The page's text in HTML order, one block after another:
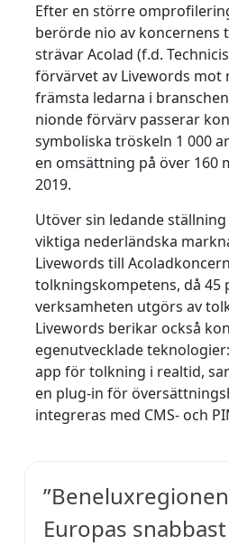
Transkribering
Gör ljud till handling
Förbättra AI med tillförlitliga data
Alla lösningar
Lösningar per Bransch
Life Science
Finans
Offentliga Institutioner
Försvar & Säkerhet
AI-datatjänster
Stärk er AI med kvalitetsdata
Meet Lia
Fast, smart and scalable AI
Bemästra AI-driven
varumärken
Tips för att frigöra effektivitet,
Karriär
Bygg din framtid tillsammans
Frilansmöjligheter
Efter en större
berörde nio av koncernens
strävar Acolad (f.d.
förvärvet av Livewords mot
främsta ledarna i
nionde förvärv passerar
symboliska tröskeln 1 000
en omsättning på över 160
2019.
Utöver sin ledande
viktiga nederländska
Livewords till
tolkningskompetens, då 45
verksamheten utgörs av
Livewords berikar också
egenutvecklade
app för tolkning i realtid,
en plug-in för
integreras med CMS- och
Europas